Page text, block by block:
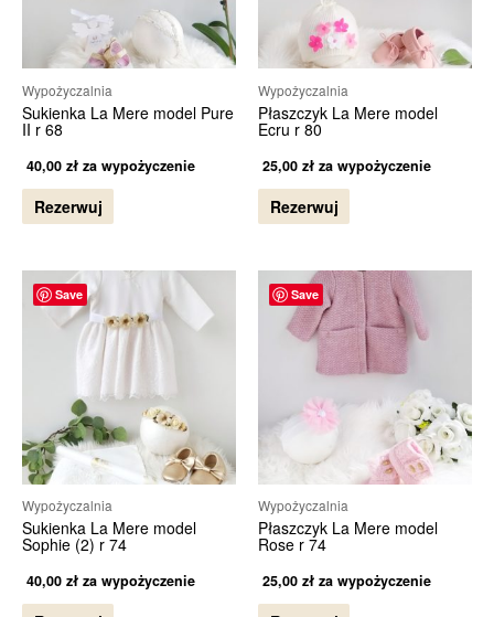
Wypożyczalnia
Sukienka La Mere model Pure
II r 68
40,00 zł za wypożyczenie
Rezerwuj
Wypożyczalnia
Płaszczyk La Mere model
Ecru r 80
25,00 zł za wypożyczenie
Rezerwuj
Save
Wypożyczalnia
Sukienka La Mere model
Sophie (2) r 74
40,00 zł za wypożyczenie
Save
Wypożyczalnia
Płaszczyk La Mere model
Rose r 74
25,00 zł za wypożyczenie